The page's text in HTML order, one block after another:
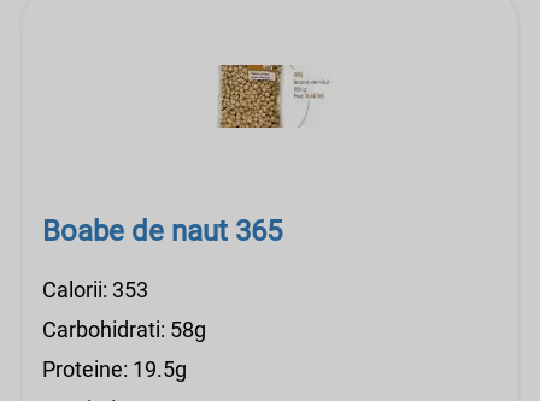
Boabe de naut 365
Calorii: 353
Carbohidrati: 58g
Proteine: 19.5g